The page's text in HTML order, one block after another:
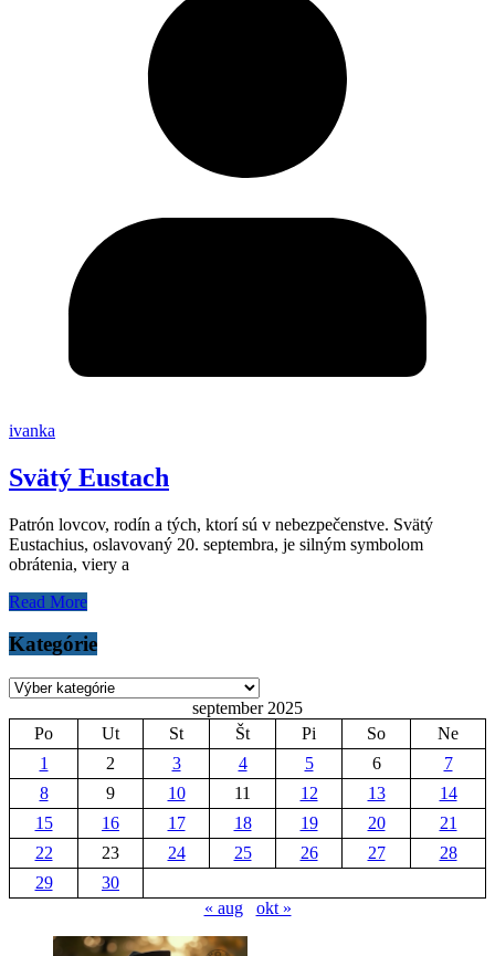
ivanka
Svätý Eustach
Patrón lovcov, rodín a tých, ktorí sú v nebezpečenstve. Svätý
Eustachius, oslavovaný 20. septembra, je silným symbolom
obrátenia, viery a
Read More
Kategórie
Kategórie
september 2025
Po
Ut St Št Pi So
Ne
1
2 3 4 5 6
7
8
9 10 11 12 13
14
15
16 17 18 19 20
21
22
23 24 25 26 27
28
29
30
« aug
okt »